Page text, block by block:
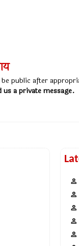
public after
us a private message.